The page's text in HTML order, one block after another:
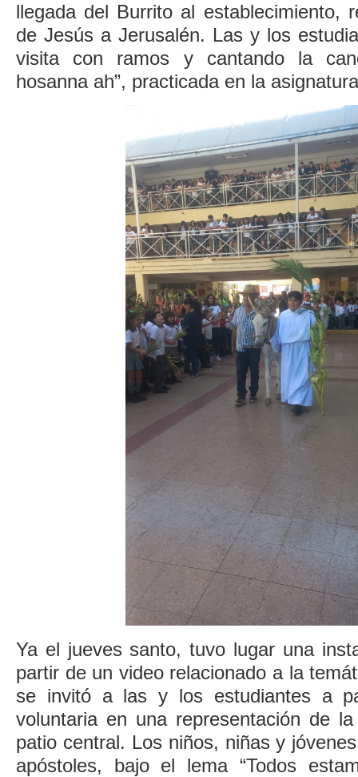
llegada del Burrito al establecimiento,
de Jesús a Jerusalén. Las y los
visita con ramos y cantando la
hosanna ah”, practicada en la
Ya el jueves santo, tuvo lugar una
partir de un video relacionado a la
se invitó a las y los estudiantes a
voluntaria en una representación de
patio central. Los niños, niñas y
apóstoles, bajo el lema “Todos